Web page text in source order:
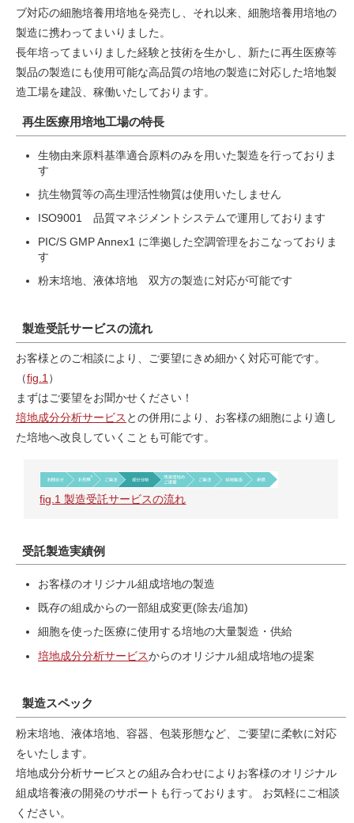
ブ対応の細胞培養用培地を発売し、それ以来、細胞培養用培地の
製造に携わってまいりました。
長年培ってまいりました経験と技術を生かし、新たに再生医療等
製品の製造にも使用可能な高品質の培地の製造に対応した培地製
造工場を建設、稼働いたしております。
再生医療用培地工場の特長
生物由来原料基準適合原料のみを用いた製造を行っておりま
す
抗生物質等の高生理活性物質は使用いたしません
ISO9001 品質マネジメントシステムで運用しております
PIC/S GMP Annex1 に準拠した空調管理をおこなっておりま
す
粉末培地、液体培地 双方の製造に対応が可能です
製造受託サービスの流れ
お客様とのご相談により、ご要望にきめ細かく対応可能です。
（fig.1）
まずはご要望をお聞かせください！
培地成分分析サービス との併用により、お客様の細胞により適し
た培地へ改良していくことも可能です。
fig.1 製造受託サービスの流れ
受託製造実績例
お客様のオリジナル組成培地の製造
既存の組成からの一部組成変更(除去/追加)
細胞を使った医療に使用する培地の大量製造・供給
培地成分分析サービスからのオリジナル組成培地の提案
製造スペック
粉末培地、液体培地、容器、包装形態など、ご要望に柔軟に対応
をいたします。
培地成分分析サービスとの組み合わせによりお客様のオリジナル
組成培養液の開発のサポートも行っております。 お気軽にご相談
ください。
和研薬 ホームページ